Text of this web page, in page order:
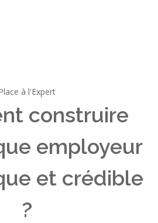
à l'Expert
construire
employeur
et crédible
?